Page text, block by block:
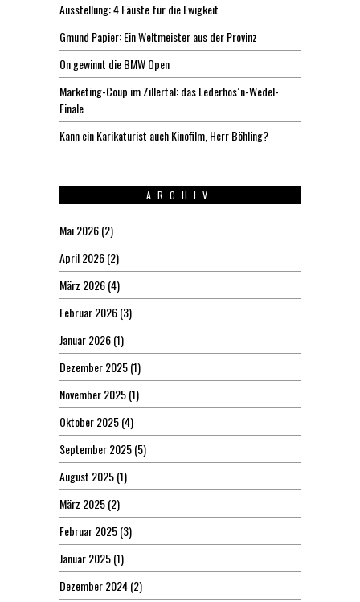
Ausstellung: 4 Fäuste für die Ewigkeit
Gmund Papier: Ein Weltmeister aus der Provinz
On gewinnt die BMW Open
Marketing-Coup im Zillertal: das Lederhos´n-Wedel-
Finale
Kann ein Karikaturist auch Kinofilm, Herr Böhling?
ARCHIV
Mai 2026(2)
April 2026(2)
März 2026(4)
Februar 2026(3)
Januar 2026(1)
Dezember 2025(1)
November 2025(1)
Oktober 2025(4)
September 2025(5)
August 2025(1)
März 2025(2)
Februar 2025(3)
Januar 2025(1)
Dezember 2024(2)